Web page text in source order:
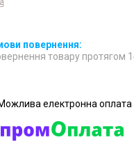
товару протягом